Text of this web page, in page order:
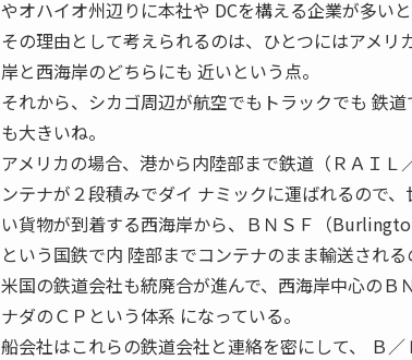
やオハイオ州辺りに本社や DCを構える企業が多いと
その理由として考えられるのは、ひとつにはアメ
岸と西海岸のどちらにも 近いという点。
それから、シカゴ周辺が航空でもトラックでも 鉄
も大きいね。
アメリカの場合、港から内陸部まで鉄道（ＲＡＩ
ンテナが２段積みでダイ ナミックに運ばれるので
い貨物が到着する西海岸から、ＢＮＳＦ（
という国鉄で内 陸部までコンテナのまま輸送される
米国の鉄道会社も統廃合が進んで、西海岸中心の
ナダのＣＰという体系 になっている。
船会社はこれらの鉄道会社と連絡を密にして、 Ｂ